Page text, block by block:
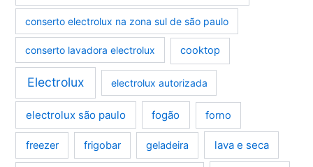
conserto electrolux na zona sul de são paulo
conserto lavadora electrolux cooktop
Electrolux electrolux autorizada
electrolux são paulo fogão forno
freezer frigobar geladeira lava e seca